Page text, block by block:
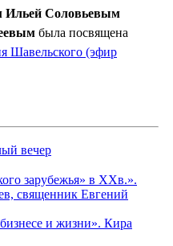
Ильей Соловьевым
была посвящена
Шавельского (эфир
вечер
зарубежья» в ХХв.».
священник Евгений
и жизни». Кира